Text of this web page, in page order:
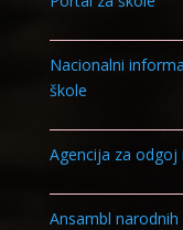
Nacionalni
škole
Agencija za odgoj
Ansambl